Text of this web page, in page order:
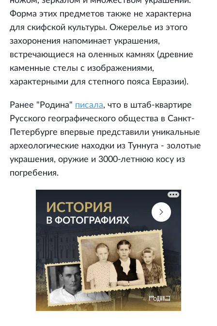
Форма этих предметов также не характерна
для скифской культуры. Ожерелье из этого
захоронения напоминает украшения,
встречающиеся на оленных камнях (древние
каменные стелы с изображениями,
характерными для степного пояса Евразии).
Ранее "Родина" писала, что в штаб-квартире
Русского географического общества в Санкт-
Петербурге впервые представили уникальные
археологические находки из Туннуга - золотые
украшения, оружие и 3000-летнюю косу из
погребения.